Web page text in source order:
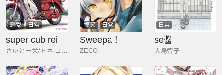
戀愛 日常
super cub rei
搞笑 日常
Sweepa！
ZECO
日常
se醬
大島智子